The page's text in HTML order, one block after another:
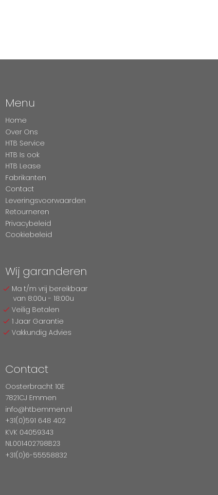
Menu
Home
Over Ons
HTB Service
HTB Is ook
HTB Lease
Fabrikanten
Contact
Leveringsvoorwaarden
Retourneren
Privacybeleid
Cookiebeleid
Wij garanderen
Ma t/m vrij bereikbaar
van 8:00u - 18:00u
Veilig Betalen
1 Jaar Garantie
Vakkundig Advies
Contact
Oosterbracht 10E
7821CJ Emmen
info@htbemmen.nl
+31(0)591 648 402
KVK 04059343
NL001402798B23
+31(0)6-55558832